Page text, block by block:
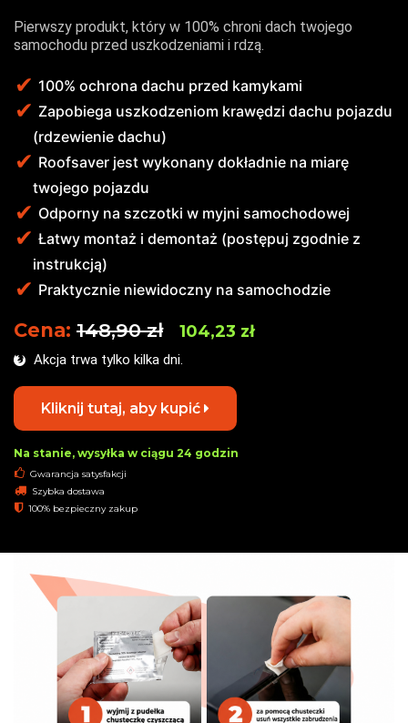
Pierwszy produkt, który w 100% chroni dach twojego
samochodu przed uszkodzeniami i rdzą.
100% ochrona dachu przed kamykami
Zapobiega uszkodzeniom krawędzi dachu pojazdu
(rdzewienie dachu)
Roofsaver jest wykonany dokładnie na miarę
twojego pojazdu
Odporny na szczotki w myjni samochodowej
Łatwy montaż i demontaż (postępuj zgodnie z
instrukcją)
Praktycznie niewidoczny na samochodzie
Cena: 148,90 zł 104,23 zł
Akcja trwa tylko kilka dni.
Kliknij tutaj, aby kupić
Na stanie, wysyłka w ciągu 24 godzin
Gwarancja satysfakcji
Szybka dostawa
100% bezpieczny zakup